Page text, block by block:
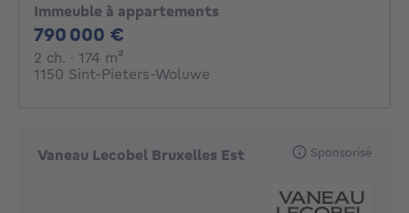
Immeuble à appartements
790 000 €
2 ch. 2 chambres
· 174 m²
1150 Sint-Pieters-Woluwe
Vaneau Lecobel Bruxelles Est Sponsorisé